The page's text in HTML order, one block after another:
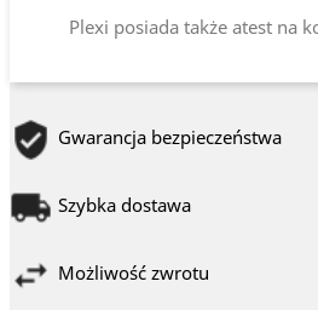
Plexi posiada także atest na
Gwarancja bezpieczeństwa
Szybka dostawa
Możliwość zwrotu